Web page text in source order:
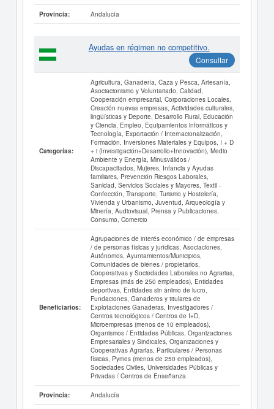
Provincia: Andalucía
Ayudas en régimen no competitivo.
Consultar
Categorías:
Agricultura, Ganadería, Caza y Pesca, Artesanía,
Asociacionismo y Voluntariado, Calidad,
Cooperación empresarial, Corporaciones Locales,
Creación nuevas empresas, Actividades culturales,
lingüísticas y Deporte, Desarrollo Rural, Educación
y Ciencia, Empleo, Equipamientos informáticos y
Tecnología, Exportación / Internacionalización,
Formación, Inversiones Materiales y Equipos, I + D
+ i (Investigación+Desarrollo+Innovación), Medio
Ambiente y Energía, Minusválidos /
Discapacitados, Mujeres, Infancia y Ayudas
familiares, Prevención Riesgos Laborales,
Sanidad, Servicios Sociales y Mayores, Textil -
Confección, Transporte, Turismo y Hostelería,
Vivienda y Urbanismo, Juventud, Arqueología y
Minería, Audiovisual, Prensa y Publicaciones,
Consumo, Comercio
Beneficiarios:
Agrupaciones de interés económico / de empresas
/ de personas físicas y jurídicas, Asociaciones,
Autónomos, Ayuntamientos/Municipios,
Comunidades de bienes / propietarios,
Cooperativas y Sociedades Laborales no Agrarias,
Empresas (más de 250 empleados), Entidades
deportivas, Entidades sin ánimo de lucro,
Fundaciones, Ganaderos y titulares de
Explotaciones Ganaderas, Investigadores /
Centros tecnológicos / Centros de I+D,
Microempresas (menos de 10 empleados),
Organismos / Entidades Públicas, Organizaciones
Empresariales y Sindicales, Organizaciones y
Cooperativas Agrarias, Particulares / Personas
físicas, Pymes (menos de 250 empleados),
Sociedades Civiles, Universidades Públicas y
Privadas / Centros de Enseñanza
Provincia: Andalucía